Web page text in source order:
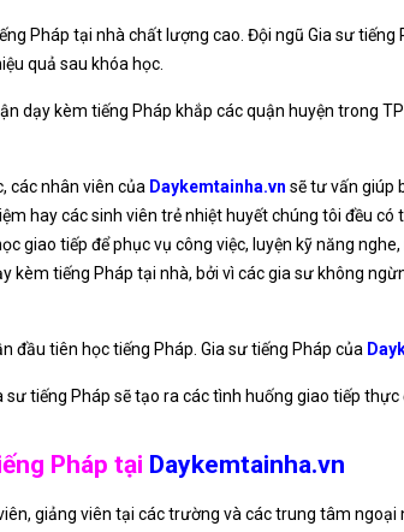
Pháp tại nhà chất lượng cao. Đội ngũ Gia sư
quả sau khóa học.
dạy kèm tiếng Pháp khắp các quận huyện trong
các nhân viên của Daykemtainha.vn sẽ tư vấn giúp
hay các sinh viên trẻ nhiệt huyết chúng tôi đều
giao tiếp để phục vụ công việc, luyện kỹ năng
kèm tiếng Pháp tại nhà, bởi vì các gia sư không
đầu tiên học tiếng Pháp. Gia sư tiếng Pháp của
tiếng Pháp sẽ tạo ra các tình huống giao tiếp
Pháp tại Daykemtainha.vn
giảng viên tại các trường và các trung tâm